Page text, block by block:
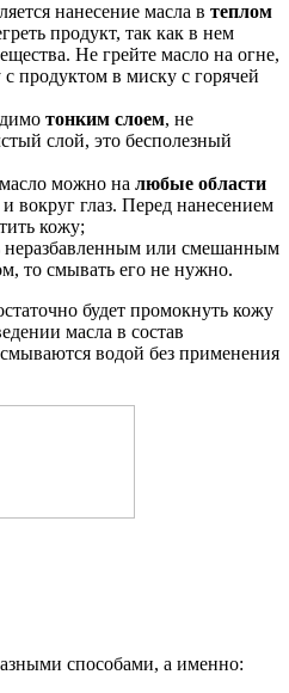
нанесение масла в теплом
продукт, так как в нем
Не грейте масло на огне,
с продуктом в миску с горячей
тонким слоем, не
слой, это бесполезный
можно на любые области
вокруг глаз. Перед нанесением
кожу;
неразбавленным или смешанным
то смывать его не нужно.
будет промокнуть кожу
масла в состав
водой без применения
способами, а именно: